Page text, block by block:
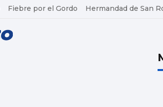
Fiebre por el Gordo Hermandad de San